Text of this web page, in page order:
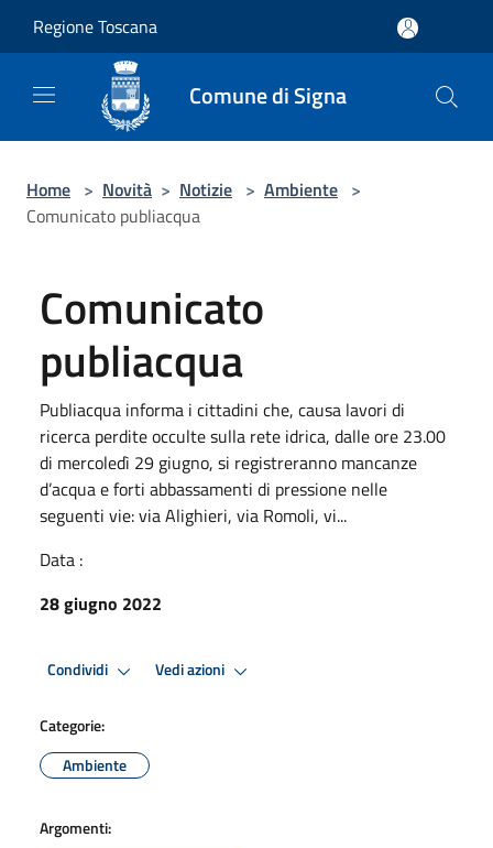
Regione Toscana
Comune di Signa
Home > Novità > Notizie > Ambiente >
Comunicato publiacqua
Comunicato
publiacqua
Publiacqua informa i cittadini che, causa lavori di
ricerca perdite occulte sulla rete idrica, dalle ore 23.00
di mercoledì 29 giugno, si registreranno mancanze
d’acqua e forti abbassamenti di pressione nelle
seguenti vie: via Alighieri, via Romoli, vi...
Data :
28 giugno 2022
Condividi Vedi azioni
Categorie:
Ambiente
Argomenti: